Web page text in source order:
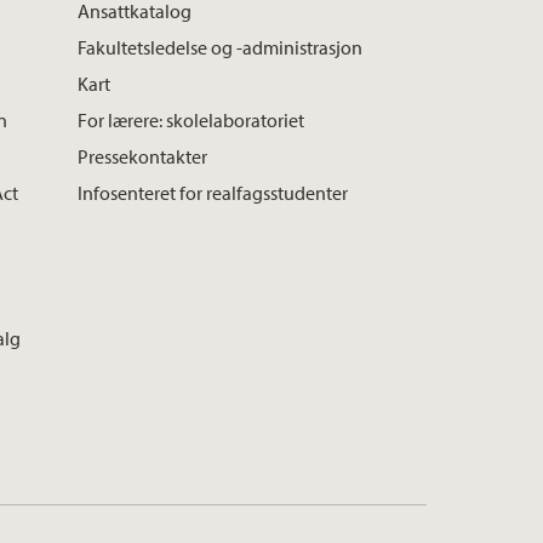
Ansattkatalog
Fakultetsledelse og -administrasjon
Kart
For lærere: skolelaboratoriet
Pressekontakter
Infosenteret for realfagsstudenter